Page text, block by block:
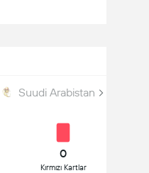
Suudi Arabistan Kupası
0
Kırmızı Kartlar